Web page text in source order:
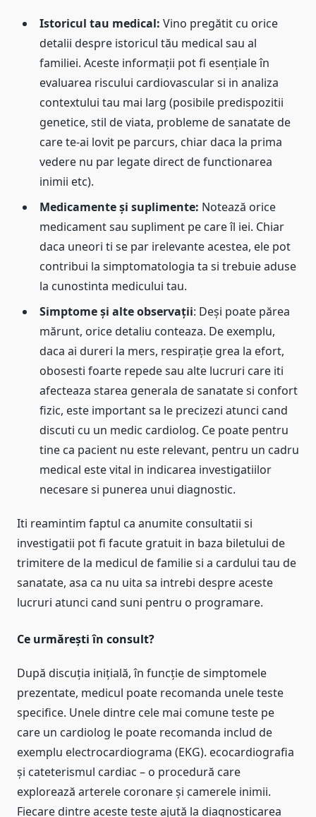
Istoricul tau medical: Vino pregătit cu orice
detalii despre istoricul tău medical sau al
familiei. Aceste informații pot fi esențiale în
evaluarea riscului cardiovascular si in analiza
contextului tau mai larg (posibile predispozitii
genetice, stil de viata, probleme de sanatate de
care te-ai lovit pe parcurs, chiar daca la prima
vedere nu par legate direct de functionarea
inimii etc).
Medicamente și suplimente: Notează orice
medicament sau supliment pe care îl iei. Chiar
daca uneori ti se par irelevante acestea, ele pot
contribui la simptomatologia ta si trebuie aduse
la cunostinta medicului tau.
Simptome și alte observații: Deși poate părea
mărunt, orice detaliu conteaza. De exemplu,
daca ai dureri la mers, respirație grea la efort,
obosesti foarte repede sau alte lucruri care iti
afecteaza starea generala de sanatate si confort
fizic, este important sa le precizezi atunci cand
discuti cu un medic cardiolog. Ce poate pentru
tine ca pacient nu este relevant, pentru un cadru
medical este vital in indicarea investigatiilor
necesare si punerea unui diagnostic.
Iti reamintim faptul ca anumite consultatii si
investigatii pot fi facute gratuit in baza biletului de
trimitere de la medicul de familie si a cardului tau de
sanatate, asa ca nu uita sa intrebi despre aceste
lucruri atunci cand suni pentru o programare.
Ce urmărești în consult?
După discuția inițială, în funcție de simptomele
prezentate, medicul poate recomanda unele teste
specifice. Unele dintre cele mai comune teste pe
care un cardiolog le poate recomanda includ de
exemplu electrocardiograma (EKG). ecocardiografia
și cateterismul cardiac – o procedură care
explorează arterele coronare și camerele inimii.
Fiecare dintre aceste teste ajută la diagnosticarea